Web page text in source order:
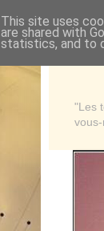
"Les
This site uses
are shared with
statistics, and to